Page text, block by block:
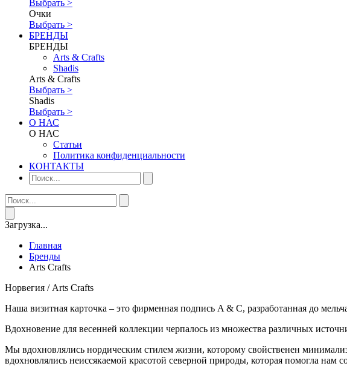
Выбрать >
Очки
Выбрать >
БРЕНДЫ
БРЕНДЫ
Аrts & Сrafts
Shadis
Аrts & Сrafts
Выбрать >
Shadis
Выбрать >
О НАС
О НАС
Статьи
Политика конфиденциальности
КОНТАКТЫ
Загрузка...
Главная
Бренды
Аrts Сrafts
Норвегия / Аrts Сrafts
Наша визитная карточка – это фирменная подпись A & C, разработанная до
Вдохновение для весенней коллекции черпалось из множества различных
Мы вдохновлялись нордическим стилем жизни, которому свойственен
вдохновлялись неиссякаемой красотой северной природы, которая помогла нам